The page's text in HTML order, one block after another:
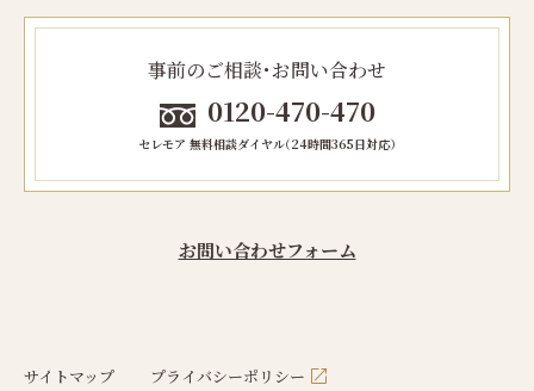
事前のご相談・お問い合わせ
0120-470-470
セレモア 無料相談ダイヤル（24時間365日対応）
お問い合わせフォーム
サイトマップ プライバシーポリシー